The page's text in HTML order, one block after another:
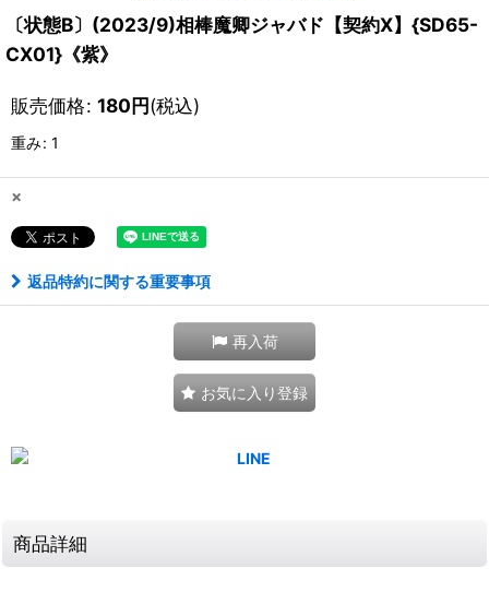
〔状態B〕(2023/9)相棒魔卿ジャバド【契約X】{SD65-
CX01}《紫》
販売価格: 180円(税込)
重み: 1
×
返品特約に関する重要事項
再入荷
お気に入り登録
商品詳細